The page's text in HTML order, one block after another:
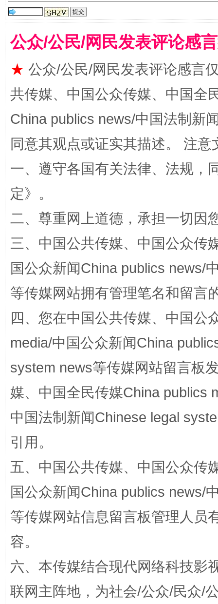
事关残疾人未来5年
规模最大的光氢储一体化项目 走
如何以同查同治破解风腐交织难题 养老服
公众/公民/网民发表评论感
★ 公众/公民/网民发表评论感言
共传媒、中国公众传媒、中国全
China publics news/中国法制新
同意其观点或证实其描述。 注
一、遵守各国有关法律、法规，
定》。
二、尊重网上道德，承担一切因
三、中国公共传媒、中国公众传
国公众新闻China publics news/
等传媒网站拥有管理笔名和留言
四、您在中国公共传媒、中国公
media/中国公众新闻China
system news等传媒网站留言板
媒、中国全民传媒China publics
中国法制新闻Chinese legal
引用。
五、中国公共传媒、中国公众传
国公众新闻China publics news/
等传媒网站信息留言板管理人员
容。
六、本传媒结合现代网络科技影
联网主阵地，为社会/公众/民众/